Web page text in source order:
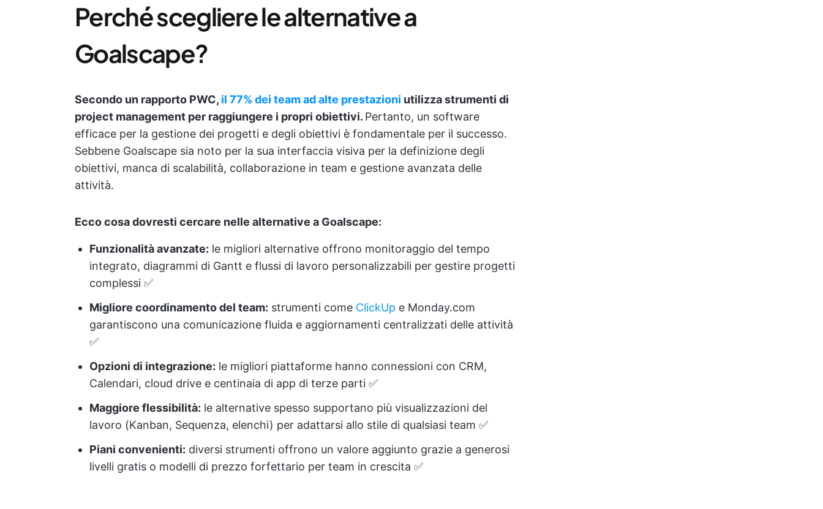
Perché scegliere le alternative a
Goalscape?
Secondo un rapporto PWC, il 77% dei team ad alte prestazioni utilizza strumenti di
project management per raggiungere i propri obiettivi. Pertanto, un software
efficace per la gestione dei progetti e degli obiettivi è fondamentale per il successo.
Sebbene Goalscape sia noto per la sua interfaccia visiva per la definizione degli
obiettivi, manca di scalabilità, collaborazione in team e gestione avanzata delle
attività.
Ecco cosa dovresti cercare nelle alternative a Goalscape:
Funzionalità avanzate: le migliori alternative offrono monitoraggio del tempo
integrato, diagrammi di Gantt e flussi di lavoro personalizzabili per gestire progetti
complessi ✅
Migliore coordinamento del team: strumenti come ClickUp e Monday.com
garantiscono una comunicazione fluida e aggiornamenti centralizzati delle attività
✅
Opzioni di integrazione: le migliori piattaforme hanno connessioni con CRM,
Calendari, cloud drive e centinaia di app di terze parti ✅
Maggiore flessibilità: le alternative spesso supportano più visualizzazioni del
lavoro (Kanban, Sequenza, elenchi) per adattarsi allo stile di qualsiasi team ✅
Piani convenienti: diversi strumenti offrono un valore aggiunto grazie a generosi
livelli gratis o modelli di prezzo forfettario per team in crescita ✅